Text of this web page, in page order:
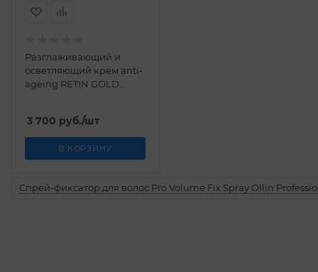
Разглаживающий и
осветляющий крем anti-
ageing RETIN GOLD
3 700 руб./шт
В КОРЗИНУ
Спрей-фиксатор для волос Pro Volume Fix Spray Ollin